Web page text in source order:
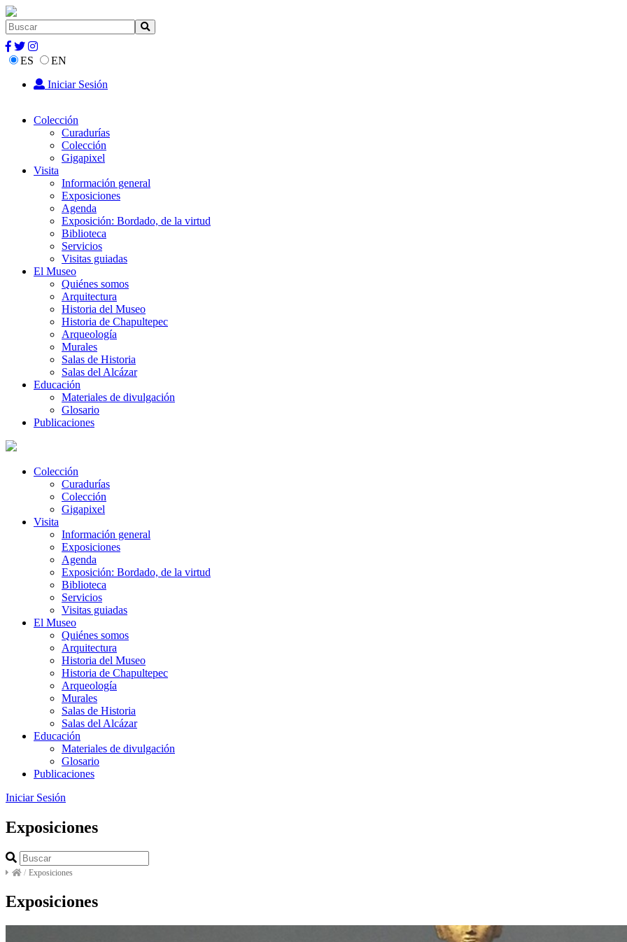
ES
EN
Iniciar Sesión
Colección
Curadurías
Colección
Gigapixel
Visita
Información general
Exposiciones
Agenda
Exposición: Bordado, de la virtud
Biblioteca
Servicios
Visitas guiadas
El Museo
Quiénes somos
Arquitectura
Historia del Museo
Historia de Chapultepec
Arqueología
Murales
Salas de Historia
Salas del Alcázar
Educación
Materiales de divulgación
Glosario
Publicaciones
Colección
Curadurías
Colección
Gigapixel
Visita
Información general
Exposiciones
Agenda
Exposición: Bordado, de la virtud
Biblioteca
Servicios
Visitas guiadas
El Museo
Quiénes somos
Arquitectura
Historia del Museo
Historia de Chapultepec
Arqueología
Murales
Salas de Historia
Salas del Alcázar
Educación
Materiales de divulgación
Glosario
Publicaciones
Iniciar Sesión
Exposiciones
/ Exposiciones
Exposiciones